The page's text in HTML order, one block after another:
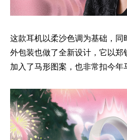
这款耳机以柔沙色调为基础，
外包装也做了全新设计，它以
加入了马形图案，也非常扣今年